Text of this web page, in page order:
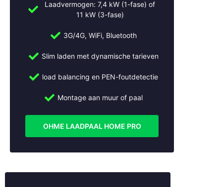
Laadvermogen: 7,4 kW (1-fase) of
11 kW (3-fase)
3G/4G, WiFi, Bluetooth
Slim laden met dynamische tarieven
load balancing en PEN-foutdetectie
Montage aan muur of paal
OHME LAADPAAL HOME PRO